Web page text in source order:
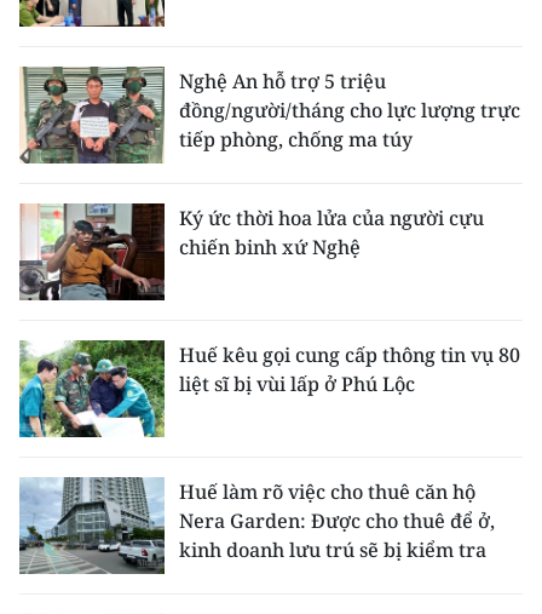
Nghệ An hỗ trợ 5 triệu
đồng/người/tháng cho lực lượng trực
tiếp phòng, chống ma túy
Ký ức thời hoa lửa của người cựu
chiến binh xứ Nghệ
Huế kêu gọi cung cấp thông tin vụ 80
liệt sĩ bị vùi lấp ở Phú Lộc
Huế làm rõ việc cho thuê căn hộ
Nera Garden: Được cho thuê để ở,
kinh doanh lưu trú sẽ bị kiểm tra